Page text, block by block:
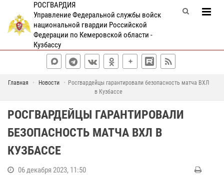
РОСГВАРДИЯ
Управление Федеральной службы войск
национальной гвардии Российской
Федерации по Кемеровской области -
Кузбассу
Главная Новости
Росгвардейцы гарантировали безопасность матча ВХЛ
в Кузбассе
РОСГВАРДЕЙЦЫ ГАРАНТИРОВАЛИ
БЕЗОПАСНОСТЬ МАТЧА ВХЛ В
КУЗБАССЕ
06 декабря 2023, 11:50